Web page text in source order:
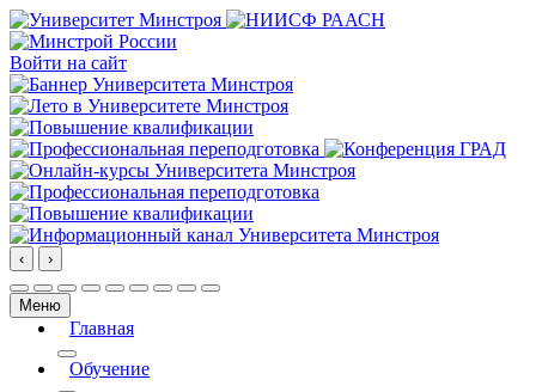
Войти на сайт
‹ ›
Меню
Главная
More about: Главная
Обучение